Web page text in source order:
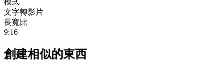
模式
文字轉影片
長寬比
9:16
創建相似的東西